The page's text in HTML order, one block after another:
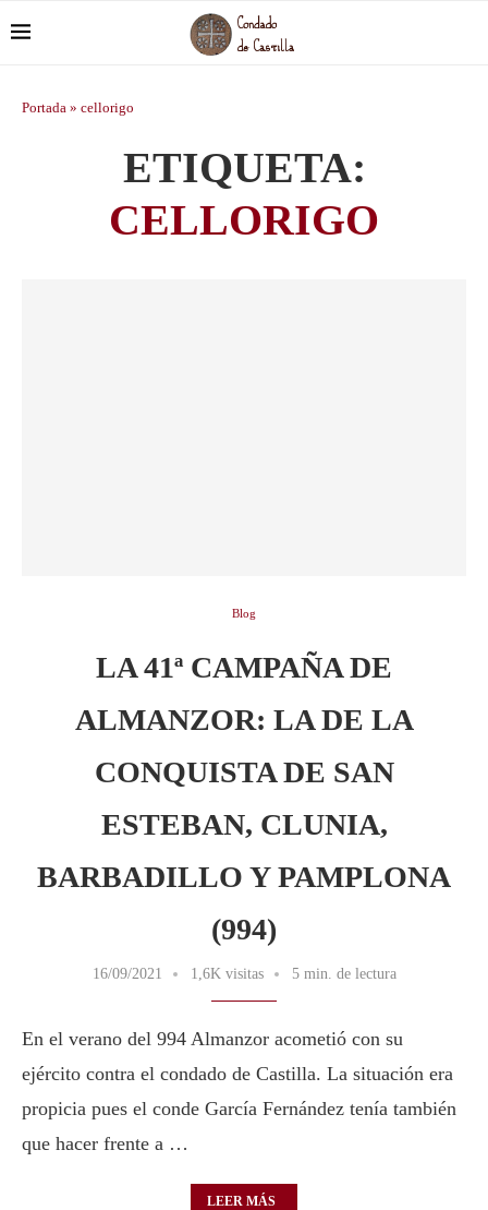
Portada » cellorigo
ETIQUETA:
CELLORIGO
Blog
LA 41ª CAMPAÑA DE
ALMANZOR: LA DE LA
CONQUISTA DE SAN
ESTEBAN, CLUNIA,
BARBADILLO Y PAMPLONA
(994)
16/09/2021 1,6K visitas 5 min. de lectura
En el verano del 994 Almanzor acometió con su
ejército contra el condado de Castilla. La situación era
propicia pues el conde García Fernández tenía también
que hacer frente a …
LEER MÁS